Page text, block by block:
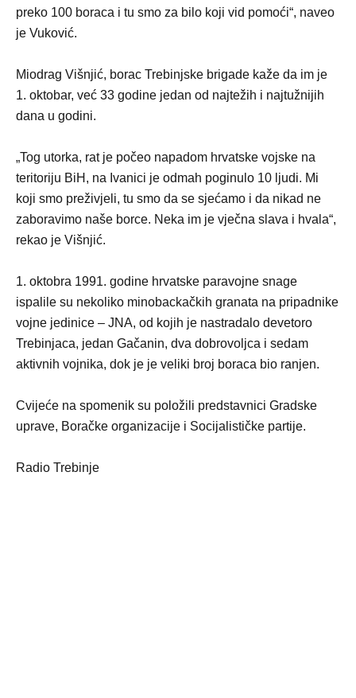
preko 100 boraca i tu smo za bilo koji vid pomoći“, naveo
je Vuković.
Miodrag Višnjić, borac Trebinjske brigade kaže da im je
1. oktobar, već 33 godine jedan od najtežih i najtužnijih
dana u godini.
„Tog utorka, rat je počeo napadom hrvatske vojske na
teritoriju BiH, na Ivanici je odmah poginulo 10 ljudi. Mi
koji smo preživjeli, tu smo da se sjećamo i da nikad ne
zaboravimo naše borce. Neka im je vječna slava i hvala“,
rekao je Višnjić.
1. oktobra 1991. godine hrvatske paravojne snage
ispalile su nekoliko minobackačkih granata na pripadnike
vojne jedinice – JNA, od kojih je nastradalo devetoro
Trebinjaca, jedan Gačanin, dva dobrovoljca i sedam
aktivnih vojnika, dok je je veliki broj boraca bio ranjen.
Cvijeće na spomenik su položili predstavnici Gradske
uprave, Boračke organizacije i Socijalističke partije.
Radio Trebinje